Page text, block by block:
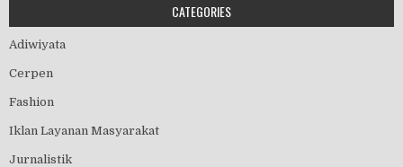
CATEGORIES
Adiwiyata
Cerpen
Fashion
Iklan Layanan Masyarakat
Jurnalistik